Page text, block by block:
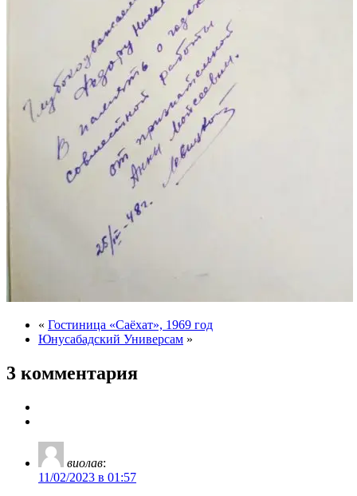
« Гостиница «Саёхат», 1969 год
Юнусабадский Универсам »
3 комментария
виолав:
11/02/2023 в 01:57